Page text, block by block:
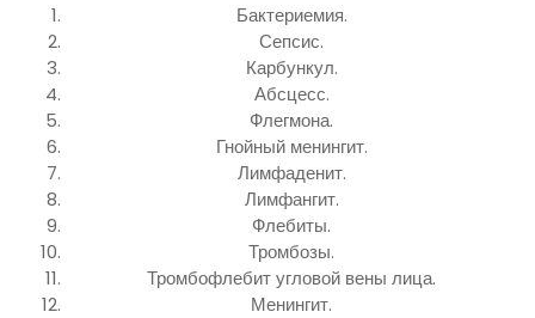
Бактериемия.
Сепсис.
Карбункул.
Абсцесс.
Флегмона.
Гнойный менингит.
Лимфаденит.
Лимфангит.
Флебиты.
Тромбозы.
Тромбофлебит угловой вены лица.
Менингит.